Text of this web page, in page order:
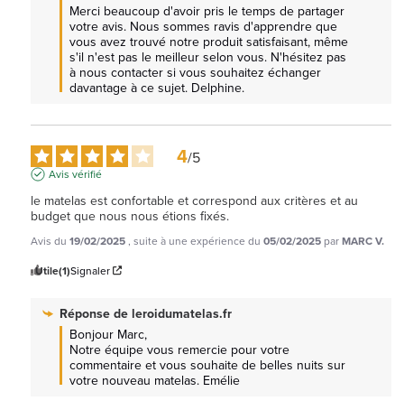
Merci beaucoup d'avoir pris le temps de partager
votre avis. Nous sommes ravis d'apprendre que
vous avez trouvé notre produit satisfaisant, même
s'il n'est pas le meilleur selon vous. N'hésitez pas
à nous contacter si vous souhaitez échanger
davantage à ce sujet. Delphine.
4/5
Avis vérifié
le matelas est confortable et correspond aux critères et au
budget que nous nous étions fixés.
Avis du 19/02/2025, suite à une expérience du 05/02/2025 parMARC V.
Utile(1)Signaler
Réponse de leroidumatelas.fr
Bonjour Marc,
Notre équipe vous remercie pour votre
commentaire et vous souhaite de belles nuits sur
votre nouveau matelas. Emélie